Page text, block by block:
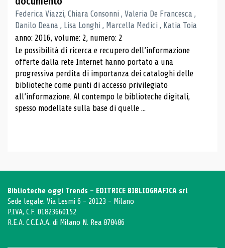
Federica Viazzi, Chiara Consonni , Valeria De Francesca ,
Danilo Deana , Lisa Longhi , Marcella Medici , Katia Toia
anno: 2016, volume: 2, numero: 2
Le possibilità di ricerca e recupero dell’informazione
offerte dalla rete Internet hanno portato a una
progressiva perdita di importanza dei cataloghi delle
biblioteche come punti di accesso privilegiato
all’informazione. Al contempo le biblioteche digitali,
spesso modellate sulla base di quelle ...
Biblioteche oggi Trends - EDITRICE BIBLIOGRAFICA srl
Sede legale: Via Lesmi 6 - 20123 - Milano
P.IVA, C.F. 01823660152
R.E.A. C.C.I.A.A. di Milano N. Rea 878486